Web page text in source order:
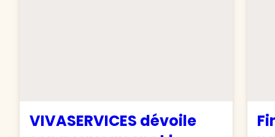
VIVASERVICES dévoile